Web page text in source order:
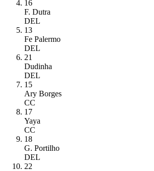
16
F. Dutra
DEL
13
Fe Palermo
DEL
21
Dudinha
DEL
15
Ary Borges
CC
17
Yaya
CC
18
G. Portilho
DEL
22